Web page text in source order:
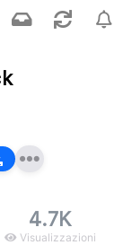
4.7K
Visualizzazioni